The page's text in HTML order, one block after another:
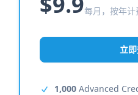
每月，按年计
立
1,000 Advanced